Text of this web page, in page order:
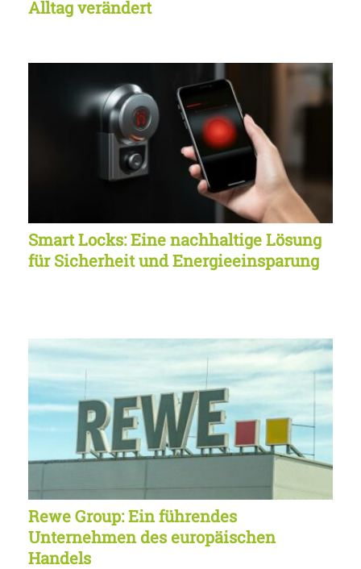
Alltag verändert
Smart Locks: Eine nachhaltige Lösung
für Sicherheit und Energieeinsparung
Rewe Group: Ein führendes
Unternehmen des europäischen
Handels